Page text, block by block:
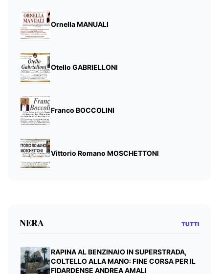
Ornella MANUALI
Otello GABRIELLONI
Franco BOCCOLINI
Vittorio Romano MOSCHETTONI
NERA TUTTI
RAPINA AL BENZINAIO IN SUPERSTRADA,
COLTELLO ALLA MANO: FINE CORSA PER IL
FIDARDENSE ANDREA AMALI